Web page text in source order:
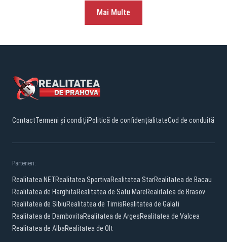
Mai Multe
ContactTermeni și condițiiPolitică de confidențialitateCod de conduită
Parteneri:
Realitatea.NETRealitatea SportivaRealitatea StarRealitatea de Bacau
Realitatea de HarghitaRealitatea de Satu MareRealitatea de Brasov
Realitatea de SibiuRealitatea de TimisRealitatea de Galati
Realitatea de DambovitaRealitatea de ArgesRealitatea de Valcea
Realitatea de AlbaRealitatea de Olt